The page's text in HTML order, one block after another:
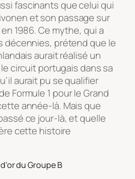
fascinants que celui qui
et son passage sur
1986. Ce mythe, qui a
décennies, prétend que le
aurait réalisé un
circuit portugais dans sa
aurait pu se qualifier
Formule 1 pour le Grand
année-là. Mais que
ce jour-là, et quelle
cette histoire
du Groupe B